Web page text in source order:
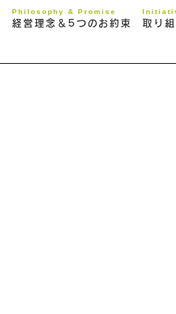
Philosophy & Promise
経営理念＆5つのお約束 取り